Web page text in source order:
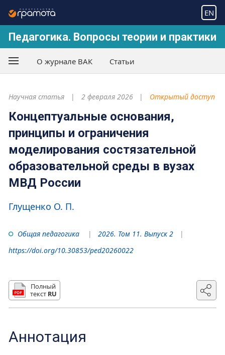
EN
Педагогика. Вопросы теории и практики
О журнале ВАК Статьи
Научная статья 2 февраля 2026 Открытый доступ
Концептуальные основания,
принципы и ограничения
моделирования состязательной
образовательной среды в вузах
МВД России
Глущенко О. П.
Общая педагогика
2026. Том 11. Выпуск 2
https://doi.org/10.30853/ped20260022
Полный
текст RU
Аннотация